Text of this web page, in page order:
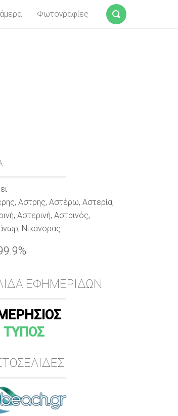
Φωτογραφίες
Αστρης, Αστέρω, Αστερία,
Αστερινή, Αστρινός,
Νικάνορας
ΕΦΗΜΕΡΙΔΩΝ
ΤΥΠΟΣ